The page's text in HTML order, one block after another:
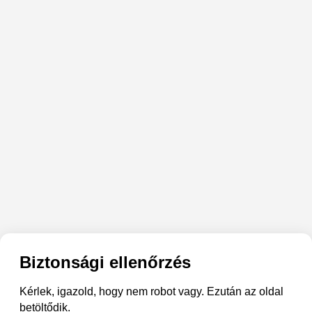
Biztonsági ellenőrzés
Kérlek, igazold, hogy nem robot vagy. Ezután az oldal
betöltődik.